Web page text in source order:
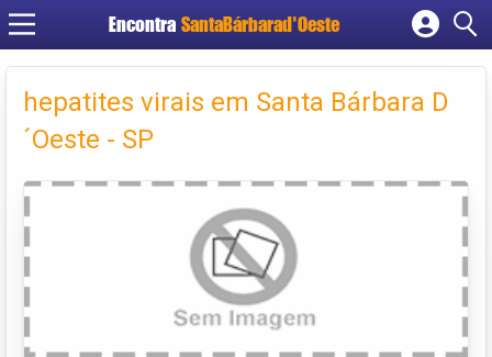
Encontra SantaBárbarad'Oeste
Cadastrar empresa
Criar conta
hepatites virais em Santa Bárbara D
´Oeste - SP